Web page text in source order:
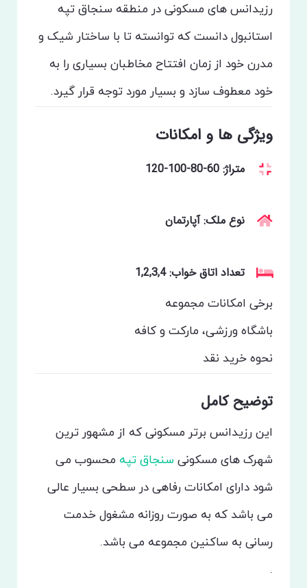
رزیدانس های مسکونی در منطقه سنجاق تپه
استانبول دانست که توانسته تا با ساختار شیک و
مدرن خود از زمان افتتاح مخاطبان بسیاری را به
خود معطوف سازد و بسیار مورد توجه قرار گیرد.
ویژگی ها و امکانات
متراژ: 60-80-100-120
نوع ملک: آپارتمان
تعداد اتاق خواب: 1,2,3,4
برخی امکانات مجموعه
باشگاه ورزشی، مارکت و کافه
نحوه خرید نقد
توضیح کامل
این رزیدانس برتر مسکونی که از مشهور ترین
شهرک های مسکونی سنجاق تپه محسوب می
شود دارای امکانات رفاهی در سطحی بسیار عالی
می باشد که به صورت روزانه مشغول خدمت
رسانی به ساکنین مجموعه می باشد.
.